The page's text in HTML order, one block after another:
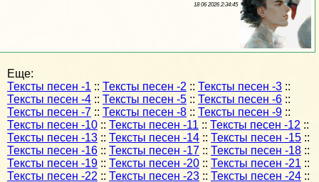
18 06 2026 2:34:45
Еще:
Тексты песен -1 :: Тексты песен -2 :: Тексты песен -3 ::
Тексты песен -4 :: Тексты песен -5 :: Тексты песен -6 ::
Тексты песен -7 :: Тексты песен -8 :: Тексты песен -9 ::
Тексты песен -10 :: Тексты песен -11 :: Тексты песен -12 ::
Тексты песен -13 :: Тексты песен -14 :: Тексты песен -15 ::
Тексты песен -16 :: Тексты песен -17 :: Тексты песен -18 ::
Тексты песен -19 :: Тексты песен -20 :: Тексты песен -21 ::
Тексты песен -22 :: Тексты песен -23 :: Тексты песен -24 ::